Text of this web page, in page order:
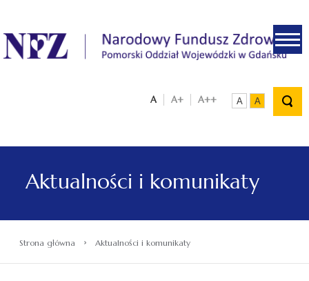
.
A A+ A++ A A
Aktualności i komunikaty
Strona główna › Aktualności i komunikaty